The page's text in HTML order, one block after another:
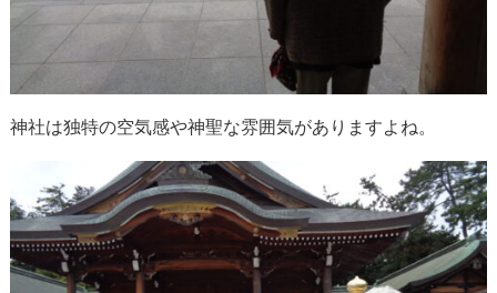
神社は独特の空気感や神聖な雰囲気がありますよね。